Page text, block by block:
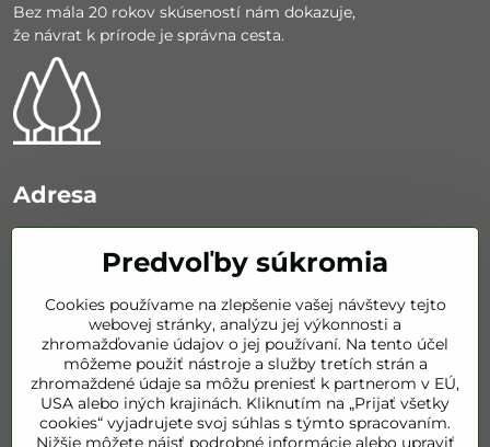
Bez mála 20 rokov skúseností nám dokazuje,
že návrat k prírode je správna cesta.
Adresa
Nemocničná 626/67
KONTAKT
info​@bestofnatur​.sk
+421 905 843 351
Predvoľby súkromia
Cookies používame na zlepšenie vašej návštevy tejto
webovej stránky, analýzu jej výkonnosti a
zhromažďovanie údajov o jej používaní. Na tento účel
môžeme použiť nástroje a služby tretích strán a
zhromaždené údaje sa môžu preniesť k partnerom v EÚ,
USA alebo iných krajinách. Kliknutím na „Prijať všetky
cookies“ vyjadrujete svoj súhlas s týmto spracovaním.
Nižšie môžete nájsť podrobné informácie alebo upraviť